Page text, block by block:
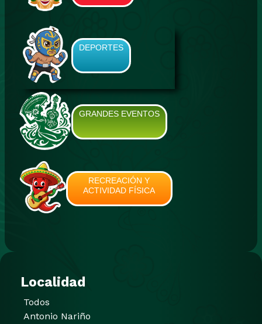
Localidad
Todos
Antonio Nariño
DEPORTES
GRANDES EVENTOS
RECREACIÓN Y
ACTIVIDAD FÍSICA